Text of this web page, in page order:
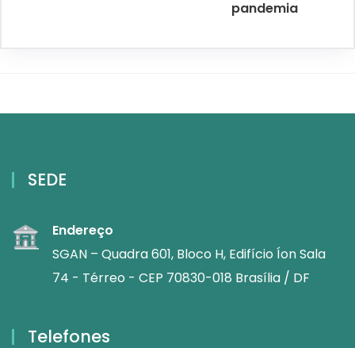
pandemia
SEDE
Endereço
SGAN – Quadra 601, Bloco H, Edifício Íon Sala
74 - Térreo - CEP 70830-018 Brasília / DF
Telefones